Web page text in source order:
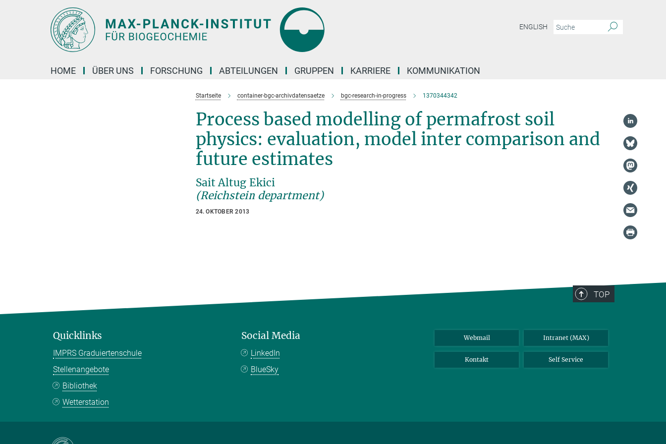
ENGLISH
HOME ÜBER UNS FORSCHUNG ABTEILUNGEN GRUPPEN KARRIERE KOMMUNIKATION
Startseite container-bgc-archivdatensaetze bgc-research-in-progress 1370344342
Process based modelling of permafrost soil
physics: evaluation, model inter comparison and
future estimates
Sait Altug Ekici
(Reichstein department)
24. OKTOBER 2013
TOP
Quicklinks
IMPRS Graduiertenschule
Stellenangebote
Bibliothek
Wetterstation
Social Media
LinkedIn
BlueSky
Webmail Intranet (MAX)
Kontakt Self Service